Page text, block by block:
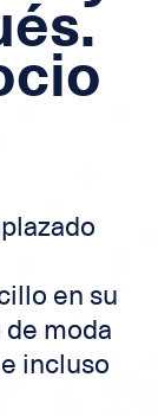
en su
moda
incluso